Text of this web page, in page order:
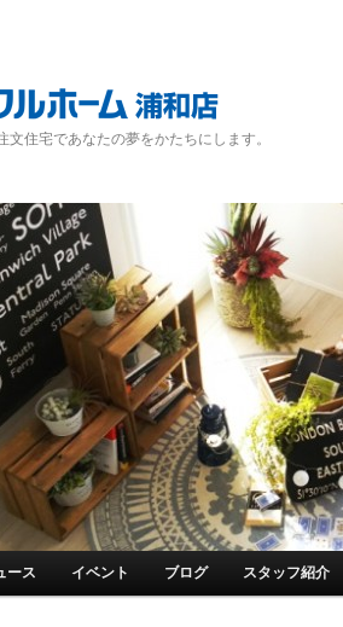
文住宅であなたの夢をかたちにします。
ンツへ移動
へ移動
ース イベント ブログ スタッフ紹介